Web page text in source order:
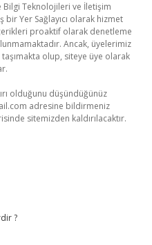
Bilgi Teknolojileri ve İletişim
bir Yer Sağlayıcı olarak hizmet
proaktif olarak denetleme
Ancak, üyelerimiz
olup, siteye üye olarak
olduğunu düşündüğünüz
adresine bildirmeniz
sitemizden kaldırılacaktır.
?